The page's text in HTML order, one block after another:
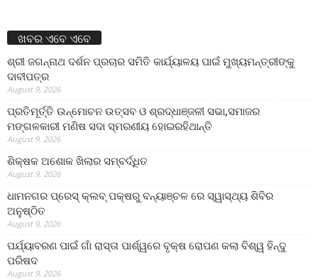
ଖବର ଏବେ ଏବେ
ଶ୍ରୀ ଜଗନ୍ନାଥ ଦର୍ଶନ ପ୍ରଚାର ସମିତି କାର୍ଯ୍ୟାଳୟ ପାଇଁ ମୁଖ୍ୟମନ୍ତ୍ରୀଙ୍କୁ
ଦାବୀପତ୍ର
August 9, 2026
ପ୍ରତିମୂର୍ତ୍ତି ଉନ୍ମୋଚନ ଉତ୍ସବ ଓ ଶ୍ରଦ୍ଧାଞ୍ଜଳୀ ସଭା,ସମାଜର
ମଙ୍ଗଳକାରୀ ମଣିଷ ସଦା ସ୍ମରଣୀୟ ହୋଇରହିଥାନ୍ତି
August 9, 2026
ଶିକ୍ଷକ ଅଶୋକ ଖିଲାର ସମ୍ବର୍ଦ୍ଧିତ
August 9, 2026
ଧାମନଗର ପ୍ରେସ୍ କ୍ଲବ୍ ପକ୍ଷରୁ ବନ୍ୟାଞ୍ଚଳ ରେ ସ୍ୱାସ୍ଥ୍ୟ ଶିବିର
ଅନୁଷ୍ଠିତ
August 9, 2026
ପର୍ଯ୍ୟାବରଣ ପାଇଁ ଗାଁ ରାସ୍ତା ପାର୍ଶ୍ୱରେ ବୃକ୍ଷ ରୋପଣ କଲା ବିଶ୍ୱ ହିନ୍ଦୁ
ପରିଷଦ
August 9, 2026